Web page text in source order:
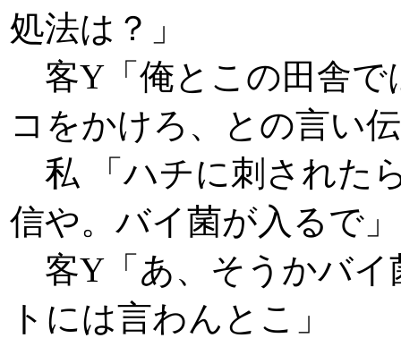
処法は？」
客Y「俺とこの田舎で
コをかけろ、との言い
私 「ハチに刺された
信や。バイ菌が入るで」
客Y「あ、そうかバイ
トには言わんとこ」